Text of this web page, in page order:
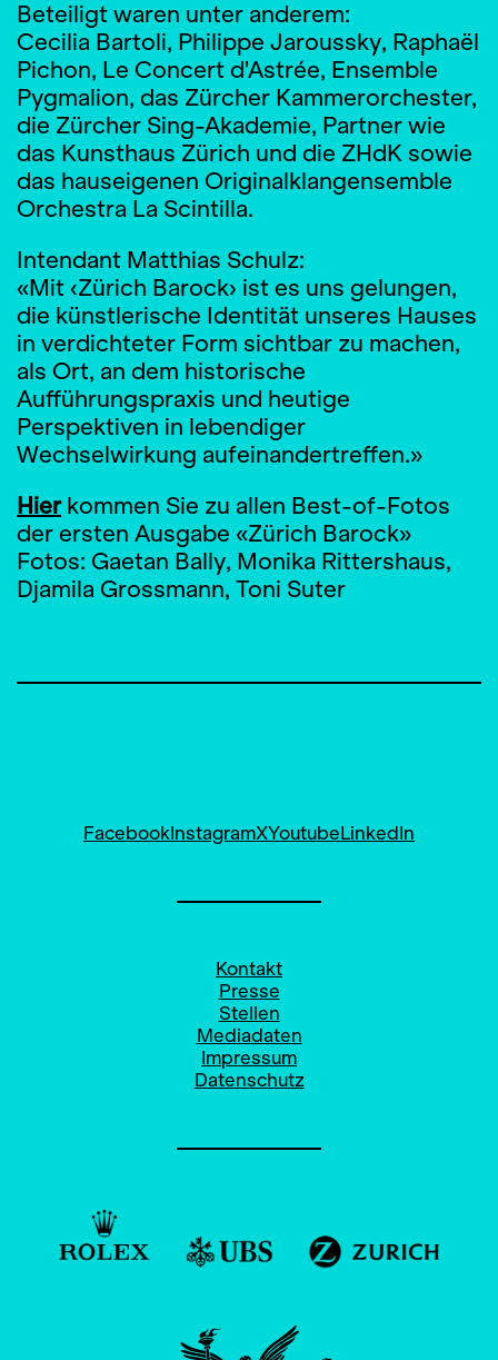
Beteiligt waren unter anderem:
Cecilia Bartoli, Philippe Jaroussky, Raphaël
Pichon, Le Concert d'Astrée, Ensemble
Pygmalion, das Zürcher Kammerorchester,
die Zürcher Sing-Akademie, Partner wie
das Kunsthaus Zürich und die ZHdK sowie
das hauseigenen Originalklangensemble
Orchestra La Scintilla.
Intendant Matthias Schulz:
«Mit ‹Zürich Barock› ist es uns gelungen,
die künstlerische Identität unseres Hauses
in verdichteter Form sichtbar zu machen,
als Ort, an dem historische
Aufführungspraxis und heutige
Perspektiven in lebendiger
Wechselwirkung aufeinandertreffen.»
Hierkommen Sie zu allen Best-of-Fotos
der ersten Ausgabe «Zürich Barock»
Fotos: Gaetan Bally, Monika Rittershaus,
Djamila Grossmann, Toni Suter
Facebook InstagramXYoutube LinkedIn
Kontakt
Presse
Stellen
Mediadaten
Impressum
Datenschutz